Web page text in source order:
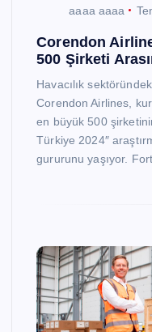
aaaa aaaa
Corendon
500 Şirketi
Havacılık
Corendon Airlines,
en büyük 500
Türkiye 2024″
gururunu yaşıyor.